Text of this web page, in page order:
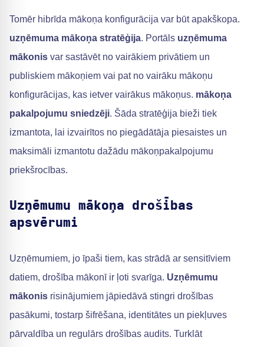
Tomēr hibrīda mākoņa konfigurācija var būt apakškopa.
uzņēmuma mākoņa stratēģija. Portāls uzņēmuma
mākonis var sastāvēt no vairākiem privātiem un
publiskiem mākoņiem vai pat no vairāku mākoņu
konfigurācijas, kas ietver vairākus mākoņus. mākoņa
pakalpojumu sniedzēji. Šāda stratēģija bieži tiek
izmantota, lai izvairītos no piegādātāja piesaistes un
maksimāli izmantotu dažādu mākoņpakalpojumu
priekšrocības.
Uzņēmumu mākoņa drošības
apsvērumi
Uzņēmumiem, jo īpaši tiem, kas strādā ar sensitīviem
datiem, drošība mākonī ir ļoti svarīga. Uzņēmumu
mākonis risinājumiem jāpiedāvā stingri drošības
pasākumi, tostarp šifrēšana, identitātes un piekļuves
pārvaldība un regulārs drošības audits. Turklāt